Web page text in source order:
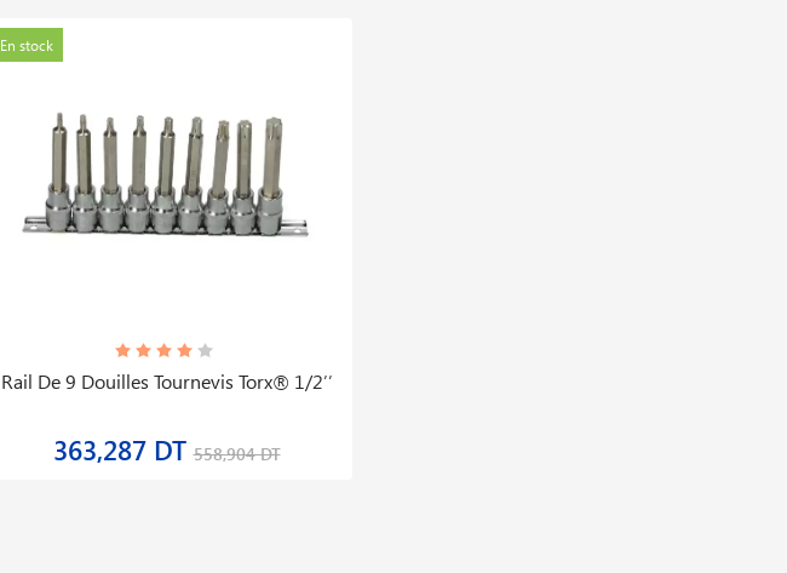
En stock
Rail De 9 Douilles Tournevis Torx® 1/2′′
363,287 DT558,904 DT